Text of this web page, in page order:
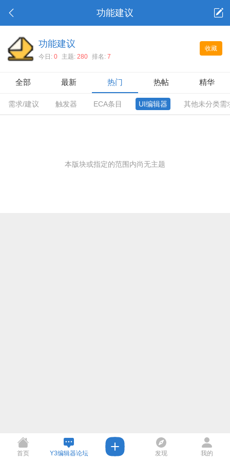
功能建议
收藏
功能建议
今日: 0 主题: 280 排名: 7
全部 最新 热门 热帖 精华
需求/建议 触发器 ECA条目 UI编辑器 其他未分类需
本版块或指定的范围内尚无主题
首页 Y3编辑器论坛 发现 我的